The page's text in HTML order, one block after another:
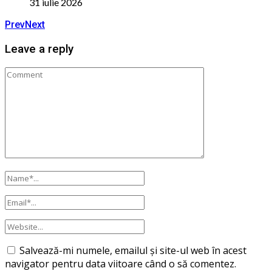
PrevNext
Leave a reply
Salvează-mi numele, emailul și site-ul web în acest
navigator pentru data viitoare când o să comentez.